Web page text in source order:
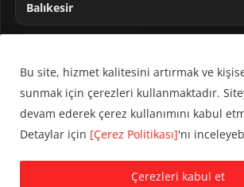
Balıkesir
© 2024 CUMHA (Cumhur Haber Ajansı)
Bu site, hizmet kalitesini artırmak ve
sunmak için çerezleri kullanmaktadır.
devam ederek çerez kullanımını kabul
Detaylar için [Çerez Politikası]'nı
Çerezleri kabul et